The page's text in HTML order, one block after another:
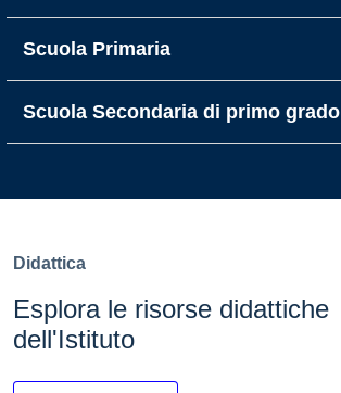
Scuola Primaria
Scuola Secondaria di primo grado
Didattica
Esplora le risorse didattiche
dell'Istituto